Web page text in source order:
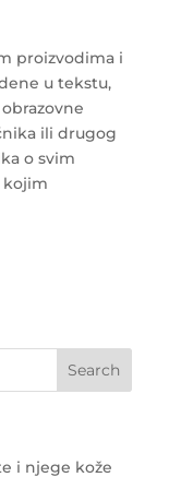
proizvodima i
u tekstu,
ili drugog
o svim
kojim
i njege kože